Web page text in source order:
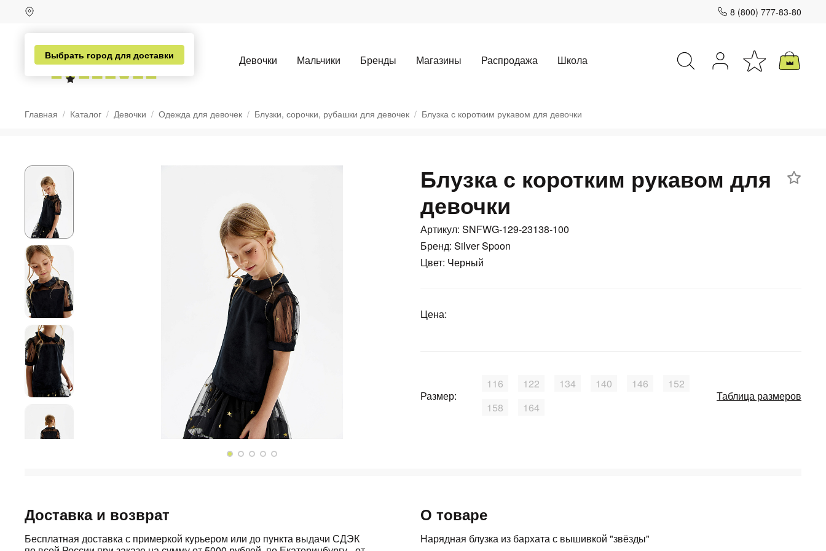
Выбрать город для доставки
8 (800) 777-83-80
Девочки Мальчики Бренды Магазины Распродажа Школа
Главная Каталог Девочки Одежда для девочек Блузки, сорочки, рубашки для девочек Блузка с коротким рукавом для девочки
Блузка с коротким рукавом для
девочки
Артикул: SNFWG-129-23138-100
Бренд: Silver Spoon
Цвет: Черный
Цена:
Размер:
116 122 134 140 146
152
158
164
Таблица размеров
Доставка и возврат
Бесплатная доставка с примеркой курьером или до пункта выдачи СДЭК
О товаре
Нарядная блузка из бархата с вышивкой "звёзды"
Разбейте
на части
без переплат
График платежей
Сегодня
25